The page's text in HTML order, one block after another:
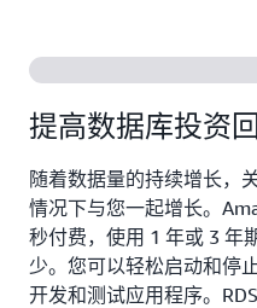
提高数据库投资
随着数据量的持续增长，
情况下与您一起增长。
秒付费，使用 1 年或 3 年
少。您可以轻松启动和停
开发和测试应用程序。